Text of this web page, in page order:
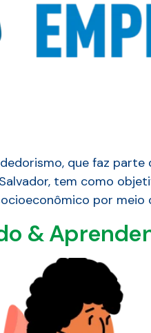
que faz
tem como
por
&